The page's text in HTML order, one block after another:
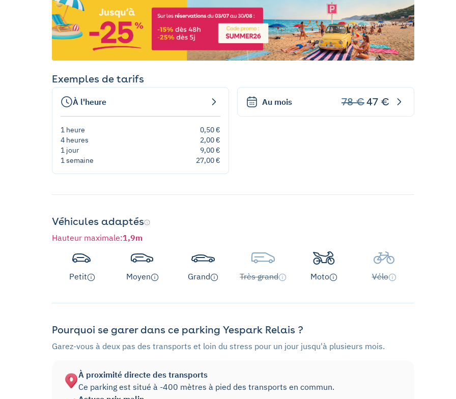
Exemples de tarifs
À l'heure
1 heure
0,50 €
4 heures
2,00 €
1 jour
9,00 €
1 semaine
27,00 €
Au mois 78 €47 €
Véhicules adaptés
Hauteur maximale:1,9m
Petit Moyen Grand Très grand Moto Vélo
Pourquoi se garer dans ce parking Yespark Relais ?
Garez-vous à deux pas des transports et loin du stress pour un jour jusqu'à plusieurs mois.
À proximité directe des transports
Ce parking est situé à -400 mètres à pied des transports en commun.